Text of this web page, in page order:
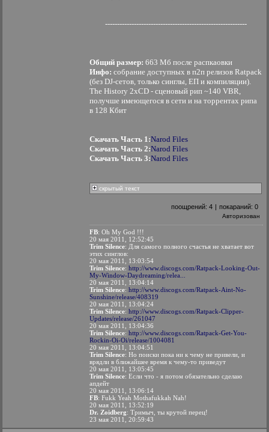
-----------------------------------------------------------
Общий размер: 663 Мб после распкаовки
Инфо: собрание доступных в п2п релизов Ratpack
(без DJ-сетов, только синглы, ЕП и компиляции).
The History 2xCD - сценовый рип ~140 VBR,
получше имеющегося в сети и на торрентах рипа
в 128 Кбит
Скачать Часть 1:Narod Files
Скачать Часть 2:Narod Files
Скачать Часть 3:Narod Files
скрытый текст
поощрений: 4 | покараний: 0
Авторизован
FB: Oh My God !!!
20 мая 2011, 12:52:45
Trim Silence: Для самого полного счастья не хватает вот
этих синглов:
20 мая 2011, 13:03:54
Trim Silence: http://www.discogs.com/Ratpack-Looking-Out-
My-Window-Daydreaming/relea...
20 мая 2011, 13:04:14
Trim Silence: http://www.discogs.com/Ratpack-Aint-No-
Sunshine/release/408319
20 мая 2011, 13:04:24
Trim Silence: http://www.discogs.com/Ratpack-Clipper-
Updates/release/261047
20 мая 2011, 13:04:36
Trim Silence: http://www.discogs.com/Ratpack-Get-You-
Rockin-Oi-Oi/release/1004081
20 мая 2011, 13:04:51
Trim Silence: Но поиски пока ни к чему не привели, и
врядли в ближайшее время к чему-то приведут
20 мая 2011, 13:05:45
Trim Silence: Если что - я потом обязательно сделаю
апдейт
20 мая 2011, 13:06:14
FB: Fukk Yeah Mothafukkah Nah!
20 мая 2011, 13:52:19
Dr. Zoidberg: Тримыч, ты крутой перец!
23 мая 2011, 20:59:43